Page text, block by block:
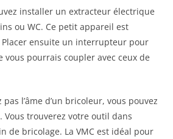
installer un extracteur électrique
ou WC. Ce petit appareil est
ensuite un interrupteur pour
vous pourrais coupler avec ceux de
l’âme d’un bricoleur, vous pouvez
Vous trouverez votre outil dans
de bricolage. La VMC est idéal pour